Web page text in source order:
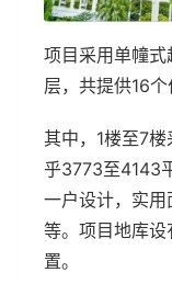
项目采用单幢式
层，共提供16个
其中，1楼至7
乎3773至4143
一户设计，实
等。项目地库设
置。